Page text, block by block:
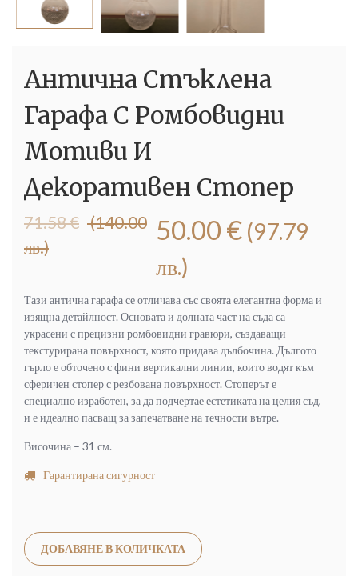
Антична Стъклена
Гарафа С Ромбовидни
Мотиви И
Декоративен Стопер
71.58€ (140.00
лв.)
Original
was:
лв.).
50.00 € (97.79
лв.)
Текущата
е:
лв.).
Тази антична гарафа се отличава със своята елегантна форма и
изящна детайлност. Основата и долната част на съда са
украсени с прецизни ромбовидни гравюри, създаващи
текстурирана повърхност, която придава дълбочина. Дългото
гърло е обточено с фини вертикални линии, които водят към
сферичен стопер с резбована повърхност. Стоперът е
специално изработен, за да подчертае естетиката на целия съд,
и е идеално пасващ за запечатване на течности вътре.
Височина – 31 см.
Гарантирана сигурност
ДОБАВЯНЕ В КОЛИЧКАТА